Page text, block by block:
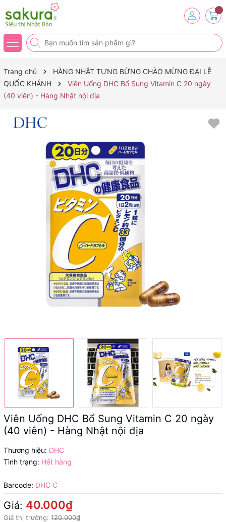
Trang chủ
HÀNG NHẬT TƯNG BỪNG CHÀO MỪNG ĐẠI LỄ
QUỐC KHÁNH
Viên Uống DHC Bổ Sung Vitamin C 20 ngày
(40 viên) - Hàng Nhật nội địa
Viên Uống DHC Bổ Sung Vitamin C 20 ngày
(40 viên) - Hàng Nhật nội địa
Thương hiệu: DHC
Tình trạng: Hết hàng
Barcode: DHC C
Giá: 40.000₫
Giá thị trường: 120.000₫